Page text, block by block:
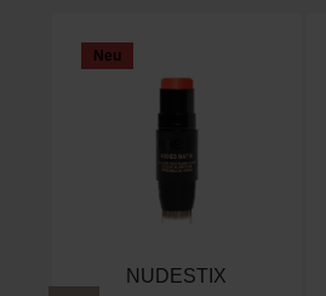
Neu
NUDESTIX